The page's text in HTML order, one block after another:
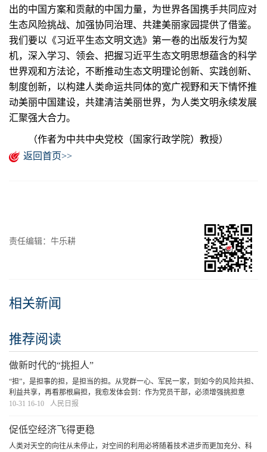
出的中国方案和贡献的中国力量，为世界各国携手共同应对
生态风险挑战、加强协同治理、共建美丽家园提供了借鉴。
我们要以《习近平生态文明文选》第一卷的出版发行为契
机，深入学习、领会、把握习近平生态文明思想蕴含的科学
世界观和方法论，不断推动生态文明理论创新、实践创新、
制度创新，以构建人类命运共同体的宽广视野和天下情怀推
动美丽中国建设，共建清洁美丽世界，为人类文明永续发展
汇聚强大合力。
（作者为中共中央党校（国家行政学院）教授）
返回首页>>
责任编辑：牛乐耕
相关新闻
推荐阅读
做新时代的“挑担人”
“担”，是担事的担，是担当的担。从党群一心、军民一家，到如今的风险共担、
利益共享，再看那根扁担，我愈发体会到：作为党员干部，必须增强挑担意
识、提高挑担本领、争做挑担能手。自己这一程挑得稳一点、远一点，就能为
10-31 16-10 人民日报
促低空经济飞得更稳
人类对天空的向往从未停止，对空间的利用必将随着技术进步而更加充分、科